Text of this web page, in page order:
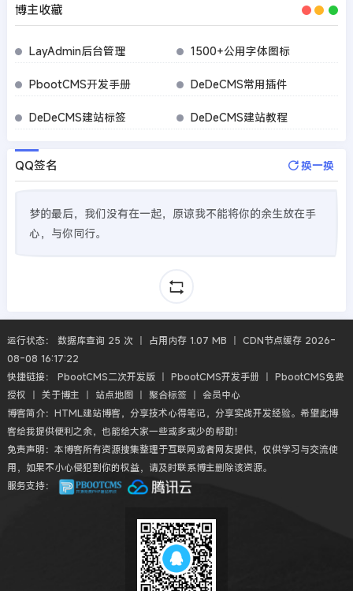
博主收藏
LayAdmin后台管理 1500+公用字体图标
PbootCMS开发手册 DeDeCMS常用插件
DeDeCMS建站标签 DeDeCMS建站教程
QQ签名 换一换
梦的最后，我们没有在一起，原谅我不能将你的余生放在手
心，与你同行。
运行状态： 数据库查询 25 次 丨 占用内存 1.07 MB 丨 CDN节点缓存 2026-
08-08 16:17:22
快捷链接： PbootCMS二次开发版丨 PbootCMS开发手册 丨 PbootCMS免费
授权 丨 关于博主 丨 站点地图丨 聚合标签丨 会员中心
博客简介：HTML建站博客，分享技术心得笔记，分享实战开发经验。希望此博
客给我提供便利之余，也能给大家一些或多或少的帮助！
免责声明：本博客所有资源搜集整理于互联网或者网友提供，仅供学习与交流使
用，如果不小心侵犯到你的权益，请及时联系博主删除该资源。
服务支持：